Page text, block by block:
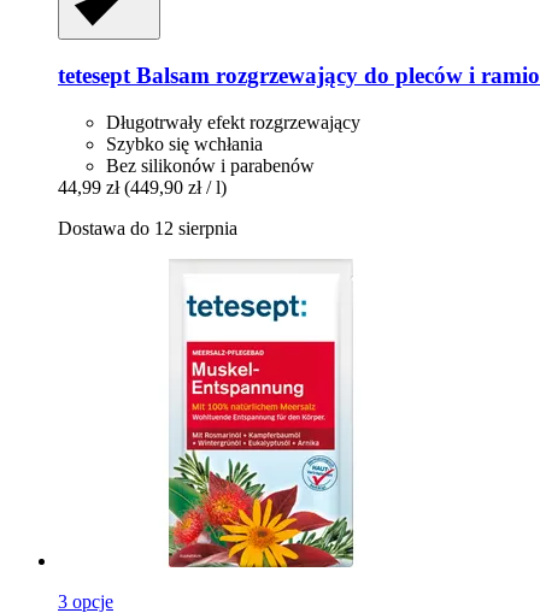
tetesept Balsam rozgrzewający do pleców i
Długotrwały efekt rozgrzewający
Szybko się wchłania
Bez silikonów i parabenów
44,99 zł (449,90 zł / l)
Dostawa do 12 sierpnia
3 opcje